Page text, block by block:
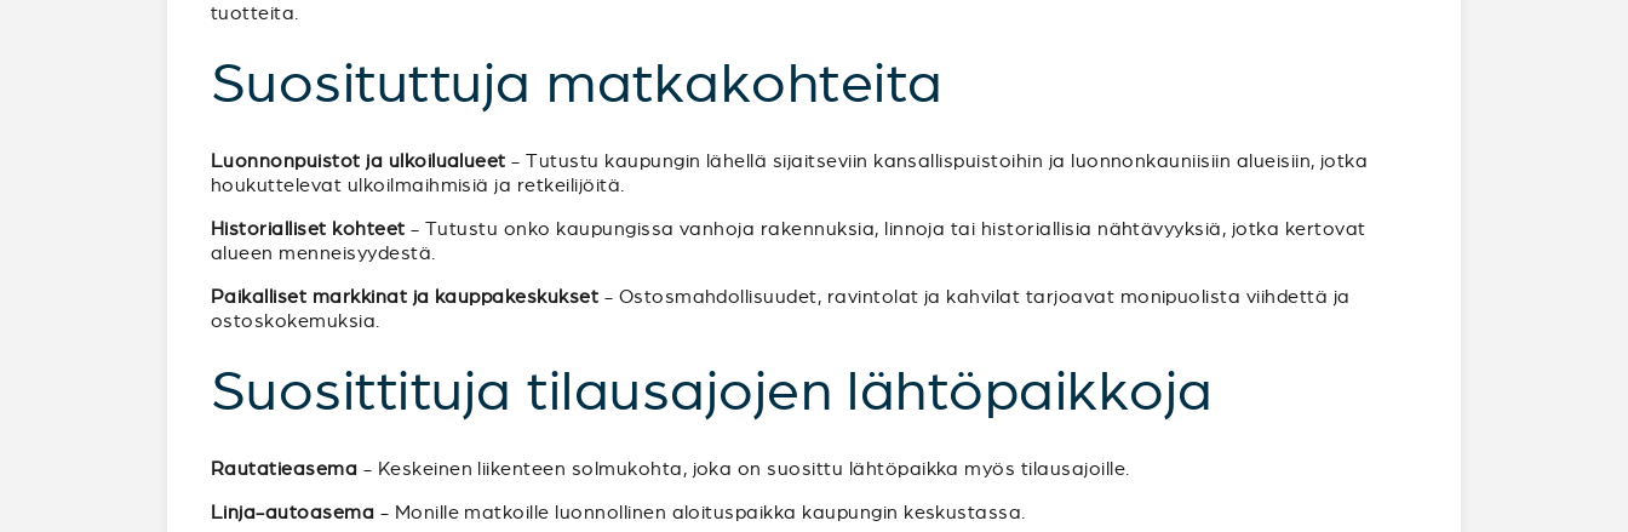
tuotteita.
Suosituttuja matkakohteita
Luonnonpuistot ja ulkoilualueet - Tutustu kaupungin lähellä sijaitseviin kansallispuistoihin ja luonnonkauniisiin alueisiin, jotka
houkuttelevat ulkoilmaihmisiä ja retkeilijöitä.
Historialliset kohteet - Tutustu onko kaupungissa vanhoja rakennuksia, linnoja tai historiallisia nähtävyyksiä, jotka kertovat
alueen menneisyydestä.
Paikalliset markkinat ja kauppakeskukset - Ostosmahdollisuudet, ravintolat ja kahvilat tarjoavat monipuolista viihdettä ja
ostoskokemuksia.
Suosittituja tilausajojen lähtöpaikkoja
Rautatieasema - Keskeinen liikenteen solmukohta, joka on suosittu lähtöpaikka myös tilausajoille.
Linja-autoasema - Monille matkoille luonnollinen aloituspaikka kaupungin keskustassa.